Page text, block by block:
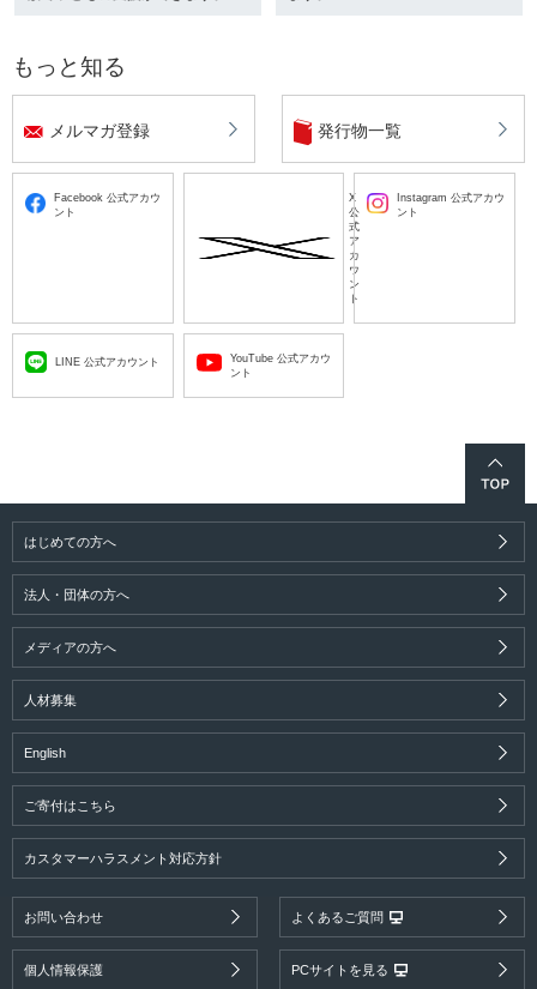
もっと知る
メルマガ登録 発行物一覧
Facebook 公式アカウ
ント
X
公
式
ア
カ
ウ
ン
ト
Instagram 公式アカウ
ント
LINE 公式アカウント
YouTube 公式アカウ
ント
はじめての方へ
法人・団体の方へ
メディアの方へ
人材募集
English
ご寄付はこちら
カスタマーハラスメント対応方針
お問い合わせ よくあるご質問
個人情報保護 PCサイトを見る